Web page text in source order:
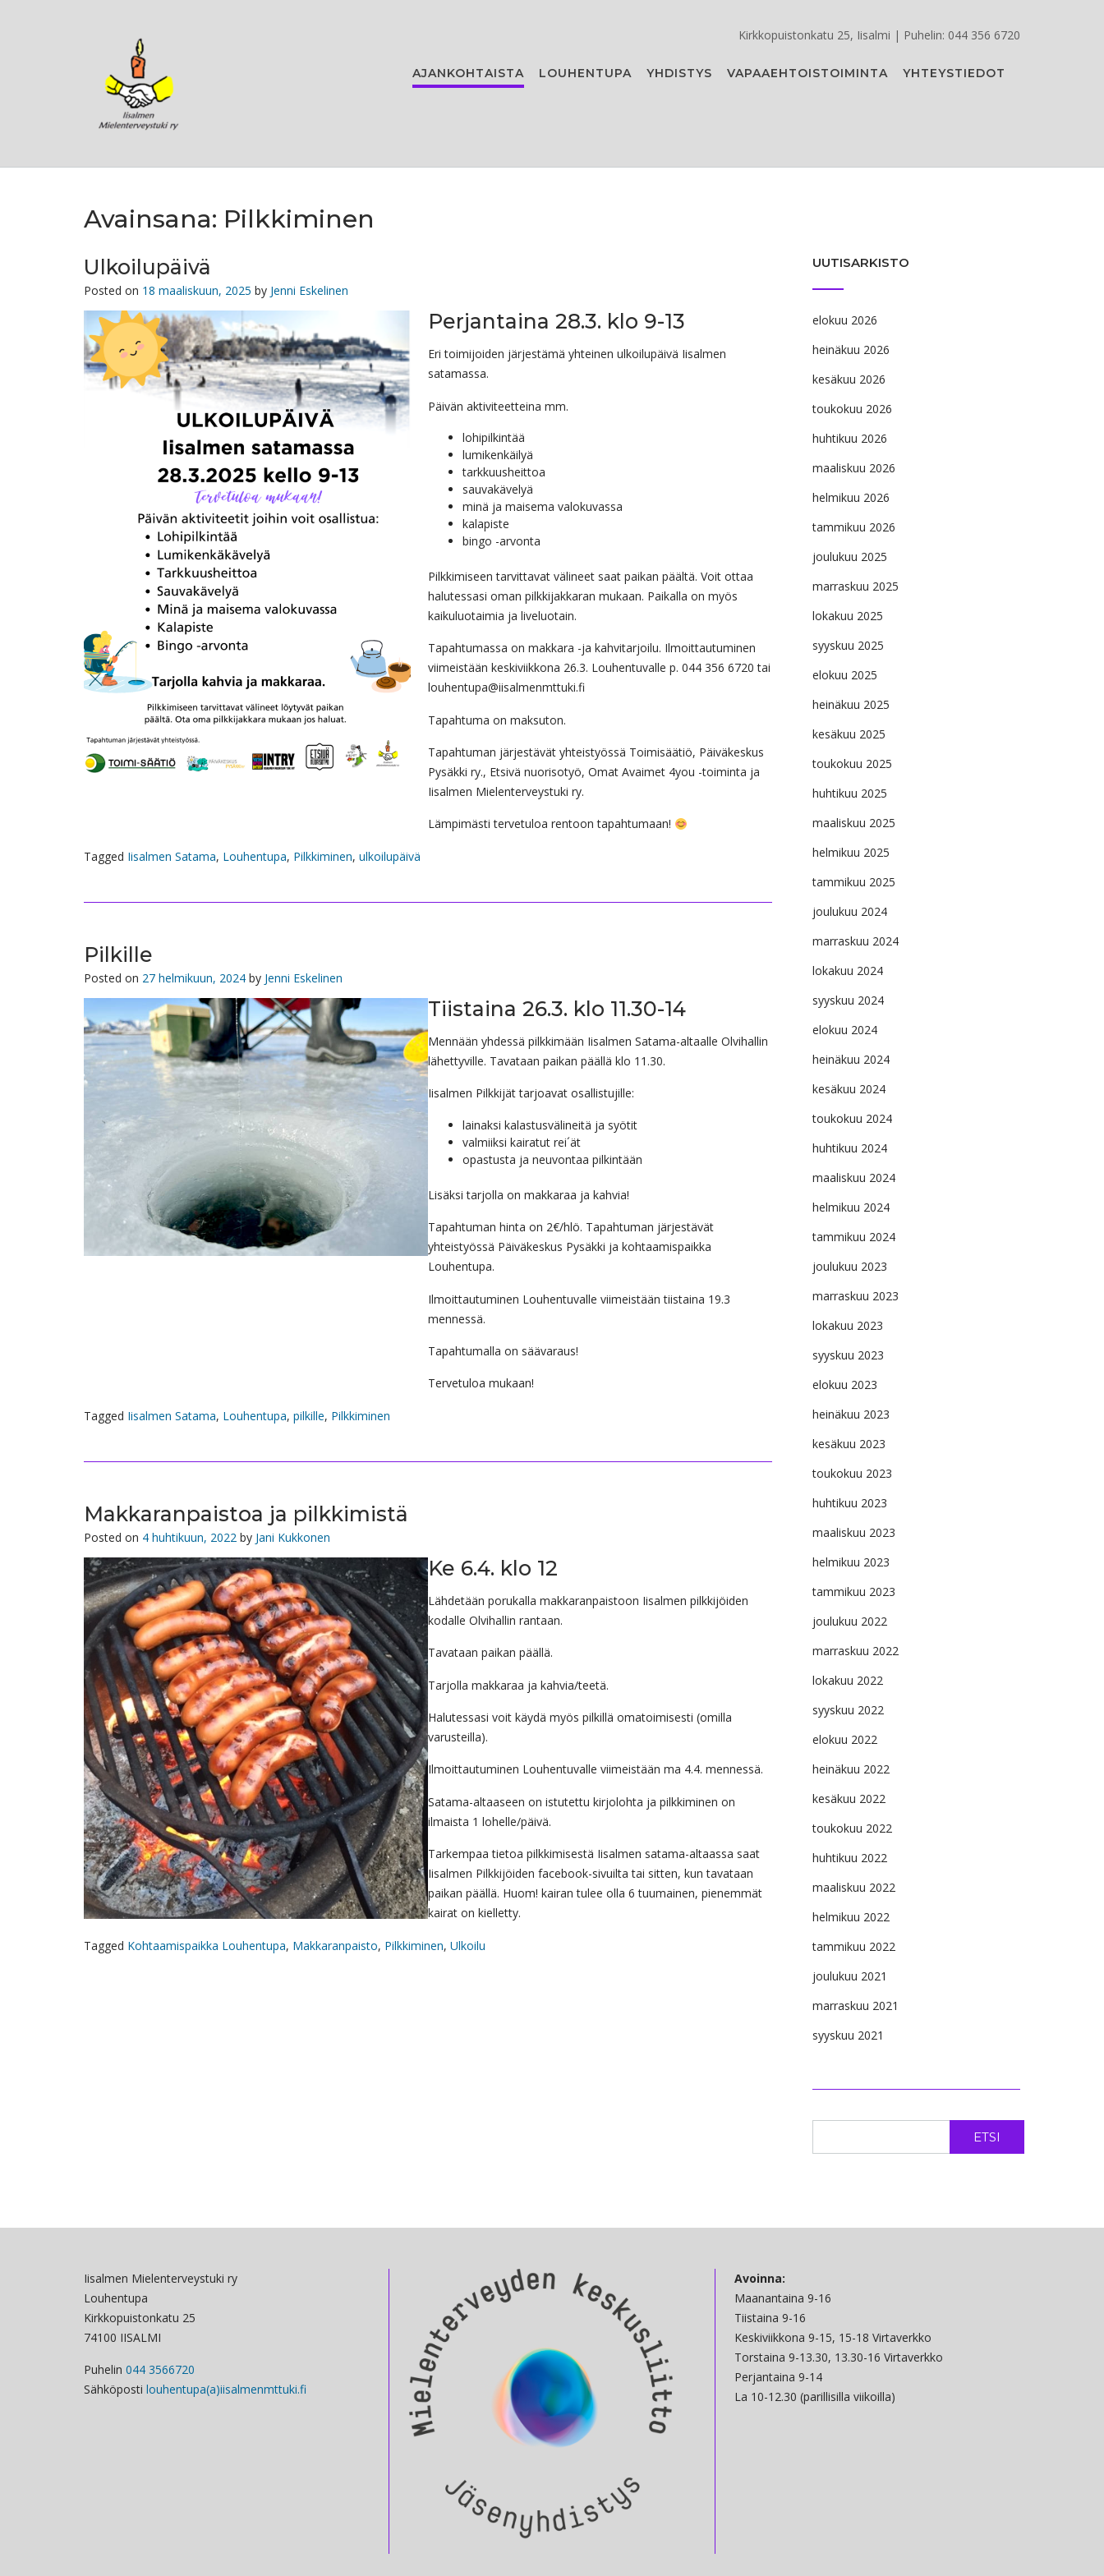
Kirkkopuistonkatu 25, Iisalmi | Puhelin: 044 356 6720
AJANKOHTAISTA LOUHENTUPA YHDISTYS VAPAAEHTOISTOIMINTA YHTEYSTIEDOT
Avainsana: Pilkkiminen
Ulkoilupäivä
Posted on 18 maaliskuun, 2025 by Jenni Eskelinen
Perjantaina 28.3. klo 9-13
Eri toimijoiden järjestämä yhteinen ulkoilupäivä Iisalmen
satamassa.
Päivän aktiviteetteina mm.
lohipilkintää
lumikenkäilyä
tarkkuusheittoa
sauvakävelyä
minä ja maisema valokuvassa
kalapiste
bingo -arvonta
Pilkkimiseen tarvittavat välineet saat paikan päältä. Voit ottaa
halutessasi oman pilkkijakkaran mukaan. Paikalla on myös
kaikuluotaimia ja liveluotain.
Tapahtumassa on makkara -ja kahvitarjoilu. Ilmoittautuminen
viimeistään keskiviikkona 26.3. Louhentuvalle p. 044 356 6720 tai
louhentupa@iisalmenmttuki.fi
Tapahtuma on maksuton.
Tapahtuman järjestävät yhteistyössä Toimisäätiö, Päiväkeskus
Pysäkki ry., Etsivä nuorisotyö, Omat Avaimet 4you -toiminta ja
Iisalmen Mielenterveystuki ry.
Lämpimästi tervetuloa rentoon tapahtumaan!
Tagged Iisalmen Satama, Louhentupa, Pilkkiminen, ulkoilupäivä
Pilkille
Posted on 27 helmikuun, 2024 by Jenni Eskelinen
Tiistaina 26.3. klo 11.30-14
Mennään yhdessä pilkkimään Iisalmen Satama-altaalle Olvihallin
lähettyville. Tavataan paikan päällä klo 11.30.
Iisalmen Pilkkijät tarjoavat osallistujille:
lainaksi kalastusvälineitä ja syötit
valmiiksi kairatut rei´ät
opastusta ja neuvontaa pilkintään
Lisäksi tarjolla on makkaraa ja kahvia!
Tapahtuman hinta on 2€/hlö. Tapahtuman järjestävät
yhteistyössä Päiväkeskus Pysäkki ja kohtaamispaikka
Louhentupa.
Ilmoittautuminen Louhentuvalle viimeistään tiistaina 19.3
mennessä.
Tapahtumalla on säävaraus!
Tervetuloa mukaan!
Tagged Iisalmen Satama, Louhentupa, pilkille, Pilkkiminen
Makkaranpaistoa ja pilkkimistä
Posted on 4 huhtikuun, 2022 by Jani Kukkonen
Ke 6.4. klo 12
Lähdetään porukalla makkaranpaistoon Iisalmen pilkkijöiden
kodalle Olvihallin rantaan.
Tavataan paikan päällä.
Tarjolla makkaraa ja kahvia/teetä.
Halutessasi voit käydä myös pilkillä omatoimisesti (omilla
varusteilla).
Ilmoittautuminen Louhentuvalle viimeistään ma 4.4. mennessä.
Satama-altaaseen on istutettu kirjolohta ja pilkkiminen on
ilmaista 1 lohelle/päivä.
Tarkempaa tietoa pilkkimisestä Iisalmen satama-altaassa saat
Iisalmen Pilkkijöiden facebook-sivuilta tai sitten, kun tavataan
paikan päällä. Huom! kairan tulee olla 6 tuumainen, pienemmät
kairat on kielletty.
Tagged Kohtaamispaikka Louhentupa, Makkaranpaisto, Pilkkiminen, Ulkoilu
UUTISARKISTO
elokuu 2026
heinäkuu 2026
kesäkuu 2026
toukokuu 2026
huhtikuu 2026
maaliskuu 2026
helmikuu 2026
tammikuu 2026
joulukuu 2025
marraskuu 2025
lokakuu 2025
syyskuu 2025
elokuu 2025
heinäkuu 2025
kesäkuu 2025
toukokuu 2025
huhtikuu 2025
maaliskuu 2025
helmikuu 2025
tammikuu 2025
joulukuu 2024
marraskuu 2024
lokakuu 2024
syyskuu 2024
elokuu 2024
heinäkuu 2024
kesäkuu 2024
toukokuu 2024
huhtikuu 2024
maaliskuu 2024
helmikuu 2024
tammikuu 2024
joulukuu 2023
marraskuu 2023
lokakuu 2023
syyskuu 2023
elokuu 2023
heinäkuu 2023
kesäkuu 2023
toukokuu 2023
huhtikuu 2023
maaliskuu 2023
helmikuu 2023
tammikuu 2023
joulukuu 2022
marraskuu 2022
lokakuu 2022
syyskuu 2022
elokuu 2022
heinäkuu 2022
kesäkuu 2022
toukokuu 2022
huhtikuu 2022
maaliskuu 2022
helmikuu 2022
tammikuu 2022
joulukuu 2021
marraskuu 2021
syyskuu 2021
ETSI
Iisalmen Mielenterveystuki ry
Louhentupa
Kirkkopuistonkatu 25
74100 IISALMI
Puhelin 044 3566720
Sähköposti louhentupa(a)iisalmenmttuki.fi
Avoinna:
Maanantaina 9-16
Tiistaina 9-16
Keskiviikkona 9-15, 15-18 Virtaverkko
Torstaina 9-13.30, 13.30-16 Virtaverkko
Perjantaina 9-14
La 10-12.30 (parillisilla viikoilla)